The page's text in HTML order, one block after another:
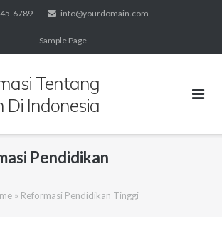
6789 info@yourdomain.com
Sample Page
Tentang
Di Indonesia
Pendidikan
» Reformasi Pendidikan Tinggi